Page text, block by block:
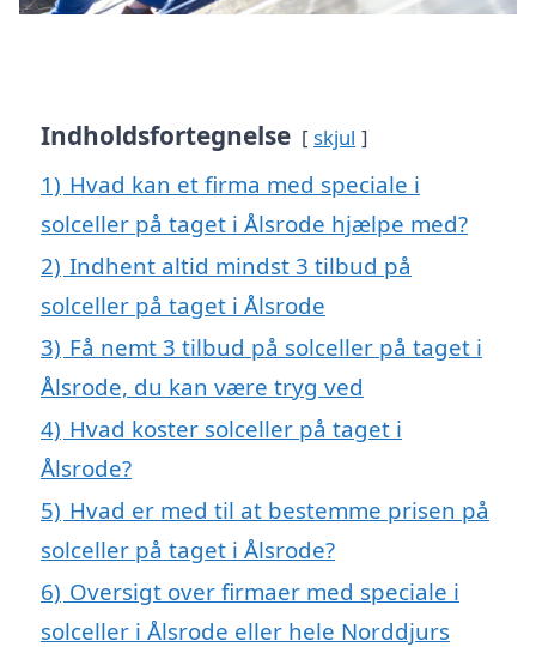
Indholdsfortegnelse skjul
1) Hvad kan et firma med speciale i
solceller på taget i Ålsrode hjælpe med?
2) Indhent altid mindst 3 tilbud på
solceller på taget i Ålsrode
3) Få nemt 3 tilbud på solceller på taget i
Ålsrode, du kan være tryg ved
4) Hvad koster solceller på taget i
Ålsrode?
5) Hvad er med til at bestemme prisen på
solceller på taget i Ålsrode?
6) Oversigt over firmaer med speciale i
solceller i Ålsrode eller hele Norddjurs